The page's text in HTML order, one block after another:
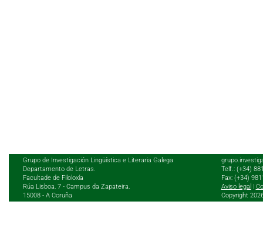
Grupo de Investigación Lingüística e Literaria Galega
Departamento de Letras.
Facultade de Filoloxía
Rúa Lisboa, 7 - Campus da Zapateira,
15008 - A Coruña
Telf.: (+34)
Fax: (+34)
Aviso legal
Copyright